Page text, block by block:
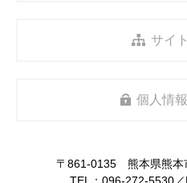
サイ
個人情
〒861-0135 熊本県熊本
TEL： 096-272-5530